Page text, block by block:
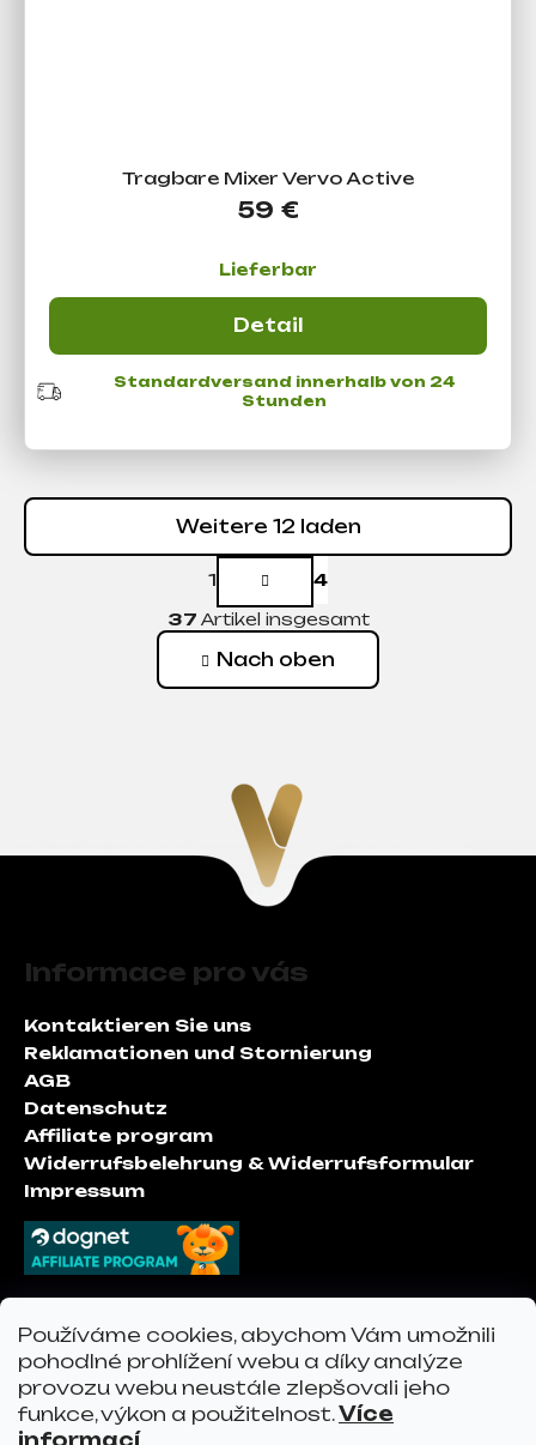
Používáme cookies, abychom Vám umožnili
pohodlné prohlížení webu a díky analýze
provozu webu neustále zlepšovali jeho
funkce, výkon a použitelnost.Více
informací
Tragbare Mixer Vervo Active
59 €
Lieferbar
Detail
Standardversand innerhalb von 24
Stunden
S
t
e
u
l
e
m
e
n
e
d
r
t
Weitere 12 laden
P
a
g
i
n
g
1
4
37 Artikel insgesamt
Nach oben
Informace pro vás
Kontaktieren Sie uns
Reklamationen und Stornierung
AGB
Datenschutz
Affiliate program
Widerrufsbelehrung & Widerrufsformular
Impressum
Kontakt
info@vervo.at
vervo.at